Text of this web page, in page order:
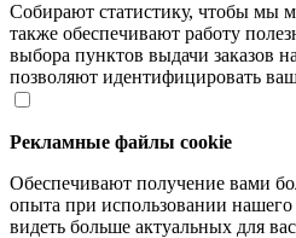
Собирают статистику, чтобы мы
также обеспечивают работу
выбора пунктов выдачи заказов
позволяют идентифицировать
Рекламные файлы cookie
Обеспечивают получение вами
опыта при использовании
видеть больше актуальных для